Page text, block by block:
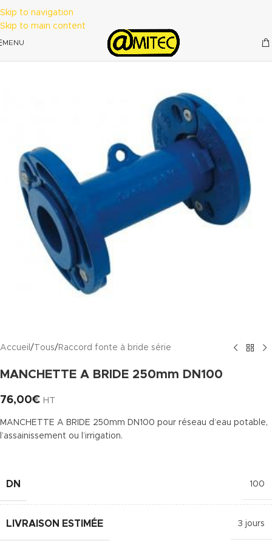
Skip to navigation
Skip to main content
MENU
Accueil / Tous/ Raccord fonte à bride série
MANCHETTE A BRIDE 250mm DN100
76,00€ HT
MANCHETTE A BRIDE 250mm DN100 pour réseau d’eau potable,
l’assainissement ou l’irrigation.
DN 100
LIVRAISON ESTIMÉE 3 jours